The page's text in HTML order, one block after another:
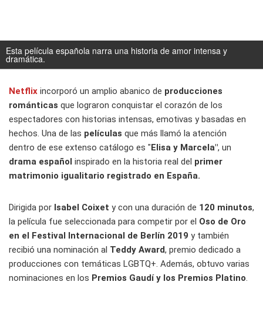
Esta película española narra una historia de amor intensa y
dramática.
Netflix incorporó un amplio abanico de producciones
románticas que lograron conquistar el corazón de los
espectadores con historias intensas, emotivas y basadas en
hechos. Una de las películas que más llamó la atención
dentro de ese extenso catálogo es "Elisa y Marcela", un
drama español inspirado en la historia real del primer
matrimonio igualitario registrado en España.
Dirigida por Isabel Coixet y con una duración de 120 minutos,
la película fue seleccionada para competir por el Oso de Oro
en el Festival Internacional de Berlín 2019 y también
recibió una nominación al Teddy Award, premio dedicado a
producciones con temáticas LGBTQ+. Además, obtuvo varias
nominaciones en los Premios Gaudí y los Premios Platino.